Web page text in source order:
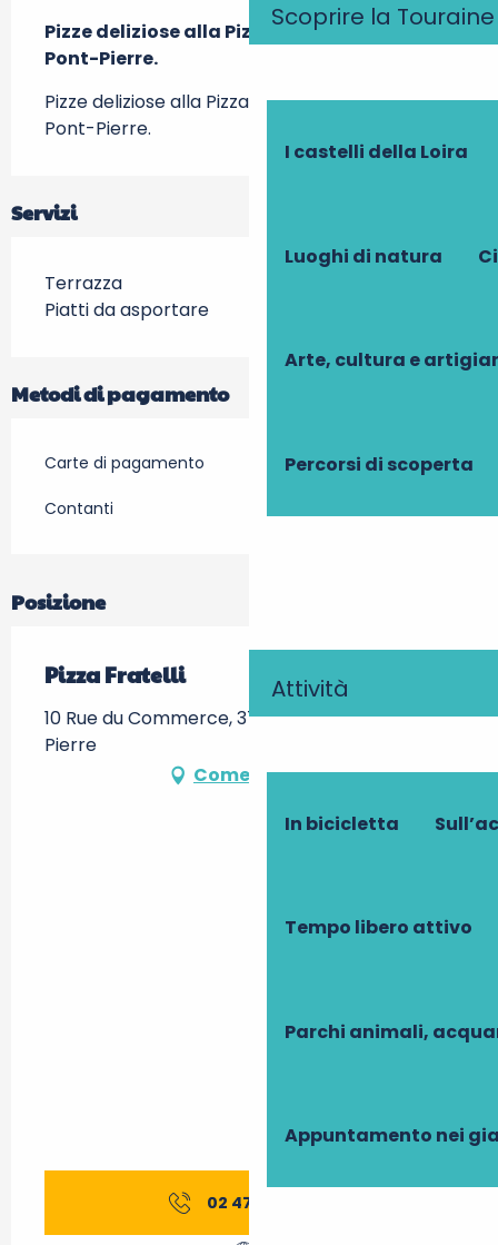
Scoprire la Touraine
I castelli della Loira
Luoghi di natura
Arte, cultura e
Percorsi di scoperta
Attività
In bicicletta
Tempo libero attivo
Parchi animali,
Appuntamento nei
Pizze deliziose alla Pizza Fratelli di Neuillé-
Pont-Pierre.
Pizze deliziose alla Pizza Fratelli di Neuillé-
Pont-Pierre.
Servizi
Terrazza
Piatti da asportare
Metodi di pagamento
Carte di pagamento
Contanti
Posizione
Pizza Fratelli
10 Rue du Commerce, 37360 Neuillé-Pont-
Pierre
Come arrivare
02 47 38 80